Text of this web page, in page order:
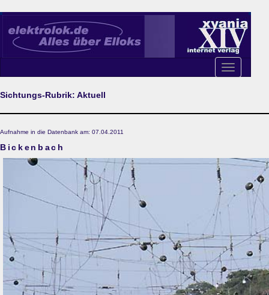
Toggle
navigation
Sichtungs-Rubrik: Aktuell
Aufnahme in die Datenbank am: 07.04.2011
Bickenbach